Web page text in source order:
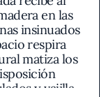
en las
insinuados
respira
matiza los
y vajilla